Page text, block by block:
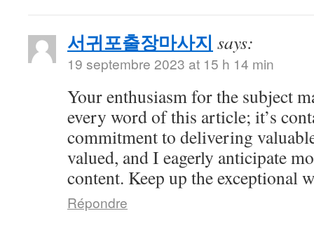
서귀포출장마사지 says:
19 septembre 2023 at 15 h 14 min
Your enthusiasm for the subject
every word of this article; it’s
commitment to delivering
valued, and I eagerly anticipate
content. Keep up the exceptional
Répondre